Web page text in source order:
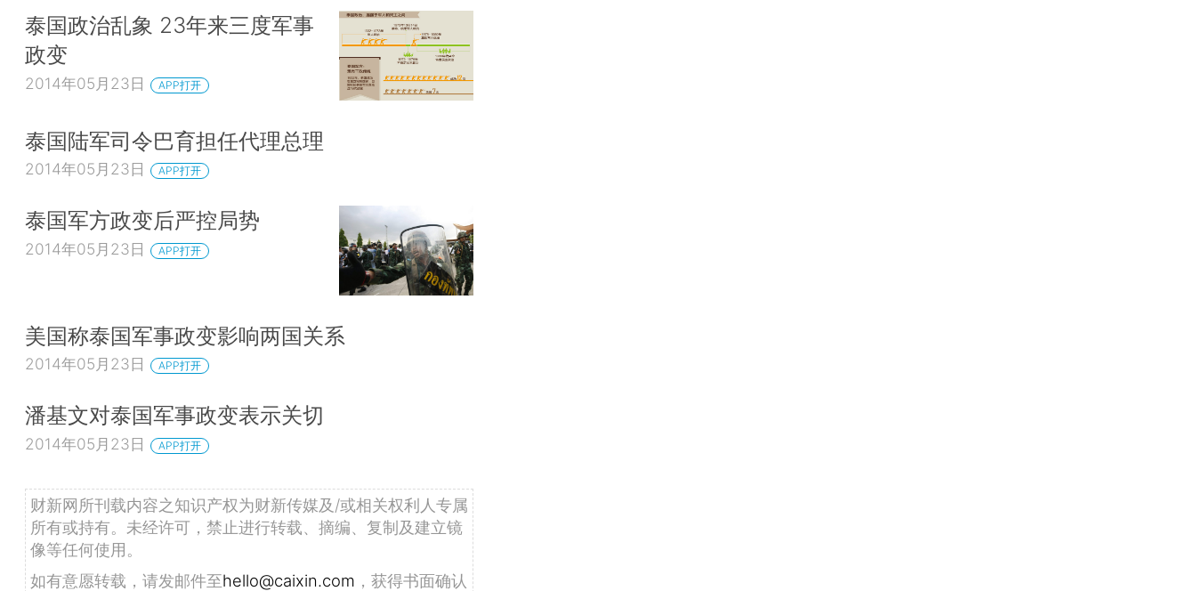
泰国政治乱象 23年来三度军事
政变
2014年05月23日 APP打开
泰国陆军司令巴育担任代理总理
2014年05月23日 APP打开
泰国军方政变后严控局势
2014年05月23日 APP打开
美国称泰国军事政变影响两国关系
2014年05月23日 APP打开
潘基文对泰国军事政变表示关切
2014年05月23日 APP打开
财新网所刊载内容之知识产权为财新传媒及/或相关权利人专属
所有或持有。未经许可，禁止进行转载、摘编、复制及建立镜
像等任何使用。
如有意愿转载，请发邮件至hello@caixin.com ，获得书面确认